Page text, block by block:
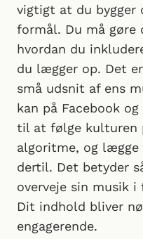
vigtigt at du bygger
formål. Du må gøre
hvordan du
du lægger op. Det
små udsnit af ens
kan på Facebook
til at følge kulturen
algoritme, og lægge
dertil. Det betyder
overveje sin musik
Dit indhold bliver
engagerende.